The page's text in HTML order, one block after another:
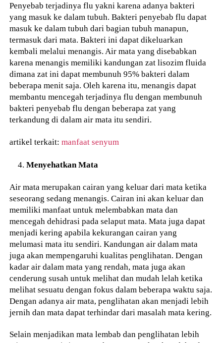
Penyebab terjadinya flu yakni karena adanya bakteri
yang masuk ke dalam tubuh. Bakteri penyebab flu dapat
masuk ke dalam tubuh dari bagian tubuh manapun,
termasuk dari mata. Bakteri ini dapat dikeluarkan
kembali melalui menangis. Air mata yang disebabkan
karena menangis memiliki kandungan zat lisozim fluida
dimana zat ini dapat membunuh 95% bakteri dalam
beberapa menit saja. Oleh karena itu, menangis dapat
membantu mencegah terjadinya flu dengan membunuh
bakteri penyebab flu dengan beberapa zat yang
terkandung di dalam air mata itu sendiri.
artikel terkait:manfaat senyum
Menyehatkan Mata
Air mata merupakan cairan yang keluar dari mata ketika
seseorang sedang menangis. Cairan ini akan keluar dan
memiliki manfaat untuk melembabkan mata dan
mencegah dehidrasi pada selaput mata. Mata juga dapat
menjadi kering apabila kekurangan cairan yang
melumasi mata itu sendiri. Kandungan air dalam mata
juga akan mempengaruhi kualitas penglihatan. Dengan
kadar air dalam mata yang rendah, mata juga akan
cenderung susah untuk melihat dan mudah lelah ketika
melihat sesuatu dengan fokus dalam beberapa waktu saja.
Dengan adanya air mata, penglihatan akan menjadi lebih
jernih dan mata dapat terhindar dari masalah mata kering.
Selain menjadikan mata lembab dan penglihatan lebih